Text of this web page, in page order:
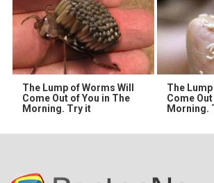
The Lump of Worms Will
Come Out of You in The
Morning. Try it
The Lump
Come
Morning.